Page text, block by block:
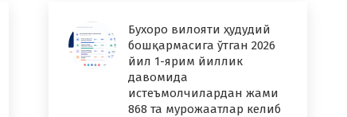
Бухоро вилояти ҳудудий
бошқармасига ўтган 2026
йил 1-ярим йиллик
давомида
истеъмолчилардан жами
868 та мурожаатлар келиб